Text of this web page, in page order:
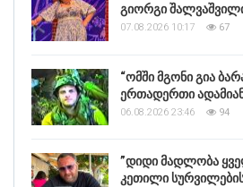
გიორგი
07.08.2026 10:17 67
“ომში მგონი გია
ერთადერთი
06.08.2026 23:46 94
”დიდი მადლობა
კეთილი